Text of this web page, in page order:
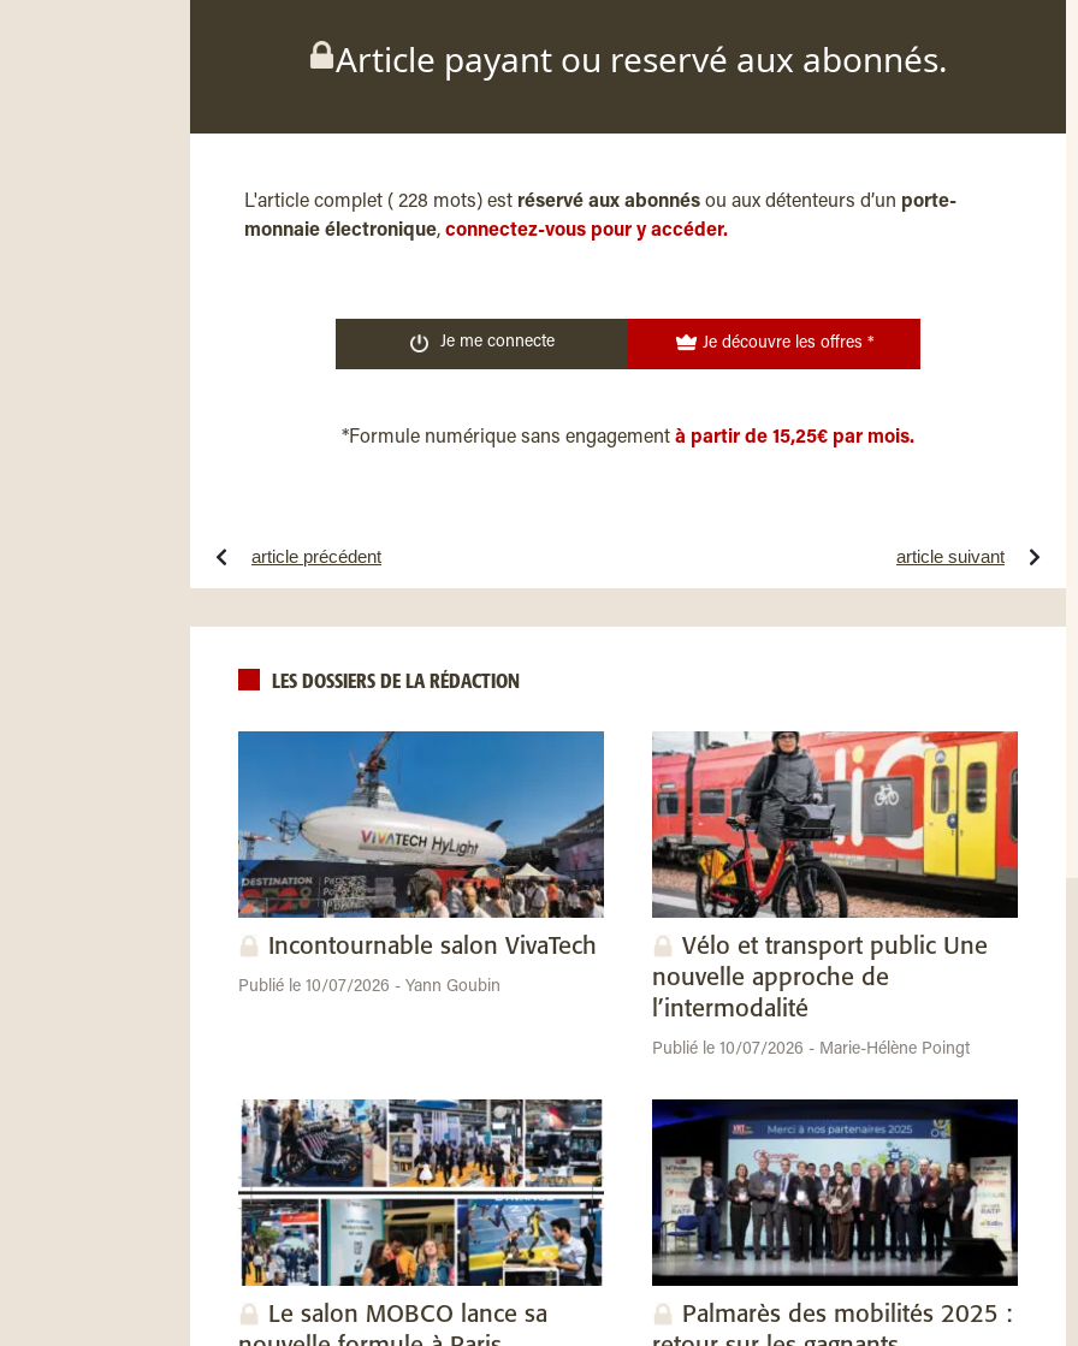
Article payant ou reservé aux abonnés.
L'article complet ( 228 mots) est réservé aux abonnés ou aux détenteurs d’un porte-
monnaie électronique, connectez-vous pour y accéder.
Je me connecte Je découvre les offres *
*Formule numérique sans engagement à partir de 15,25€ par mois.
article précédent article suivant
LES DOSSIERS DE LA RÉDACTION
Incontournable salon VivaTech
Publié le 10/07/2026 - Yann Goubin
Vélo et transport public Une
nouvelle approche de
l’intermodalité
Publié le 10/07/2026 - Marie-Hélène Poingt
Le salon MOBCO lance sa
Palmarès des mobilités 2025 :